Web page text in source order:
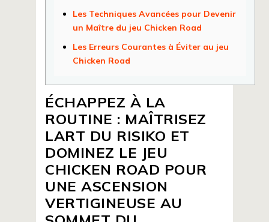
Les Techniques Avancées pour Devenir
un Maître du jeu Chicken Road
Les Erreurs Courantes à Éviter au jeu
Chicken Road
ÉCHAPPEZ À LA
ROUTINE : MAÎTRISEZ
LART DU RISIKO ET
DOMINEZ LE JEU
CHICKEN ROAD POUR
UNE ASCENSION
VERTIGINEUSE AU